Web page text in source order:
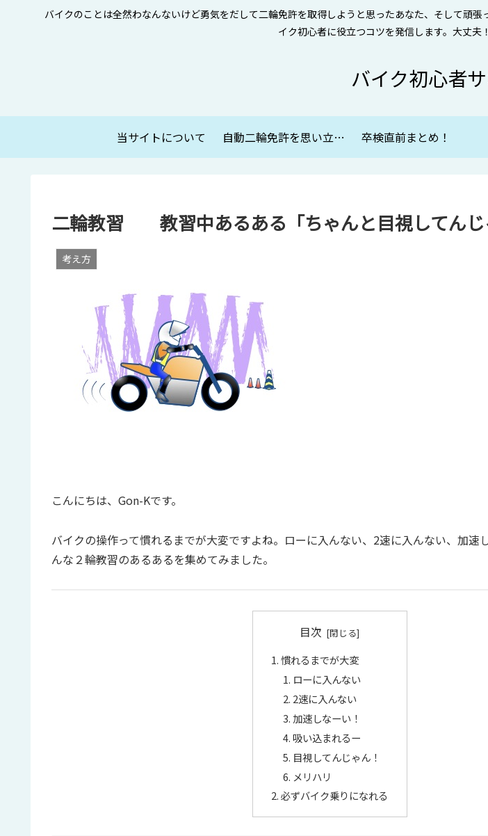
バイクのことは全然わなんないけど勇気をだして二輪免許を取得しようと思ったあなた、そして頑
イク初心者に役立つコツを発信します。大丈夫
バイク初心者
当サイトについて 自動二輪免許を思い立ったらまず読む！ 卒検直前まとめ！
二輪教習 教習中あるある「ちゃんと目視してんじ
考え方
こんにちは、Gon-Kです。
バイクの操作って慣れるまでが大変ですよね。ローに入んない、2速に入んない、加速
んな２輪教習のあるあるを集めてみました。
目次
慣れるまでが大変
ローに入んない
2速に入んない
加速しなーい！
吸い込まれるー
目視してんじゃん！
メリハリ
必ずバイク乗りになれる